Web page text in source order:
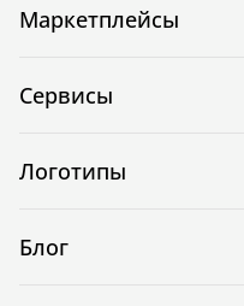
Маркетплейсы
Сервисы
Логотипы
Блог